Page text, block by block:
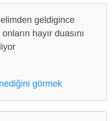
geldigince
hayır duasını
görmek